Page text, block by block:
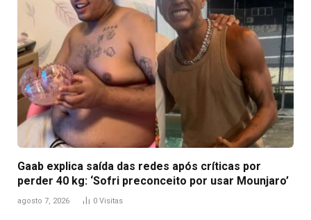
Gaab explica saída das redes após críticas por
perder 40 kg: ‘Sofri preconceito por usar Mounjaro’
agosto 7, 2026 0 Visitas